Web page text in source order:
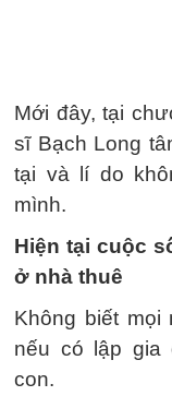
Mới đây, tại
sĩ Bạch Long
tại và lí do
mình.
Hiện tại cuộc
ở nhà thuê
Không biết
nếu có lập gia
con.